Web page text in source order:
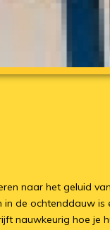
naar het geluid
de ochtenddauw is
nauwkeurig hoe je